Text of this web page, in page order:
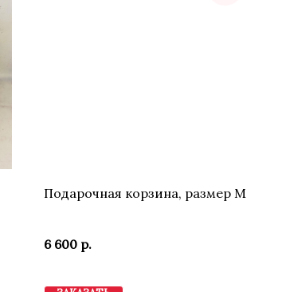
Подарочная корзина, размер М
6 600 р.